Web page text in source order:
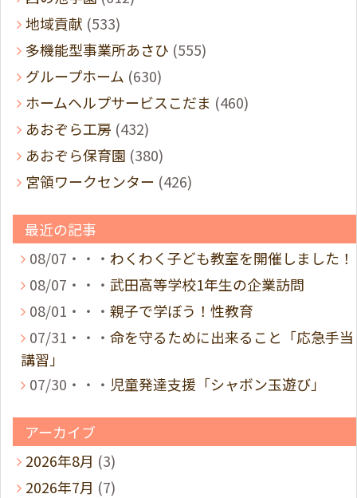
地域貢献 (533)
多機能型事業所あさひ (555)
グループホーム (630)
ホームヘルプサービスこだま (460)
あおぞら工房 (432)
あおぞら保育園 (380)
宮領ワークセンター (426)
最近の記事
08/07・・・ わくわく子ども教室を開催しました！
08/07・・・ 武田高等学校1年生の企業訪問
08/01・・・ 親子で学ぼう！性教育
07/31・・・ 命を守るために出来ること「応急手当
講習」
07/30・・・ 児童発達支援「シャボン玉遊び」
アーカイブ
2026年8月 (3)
2026年7月 (7)